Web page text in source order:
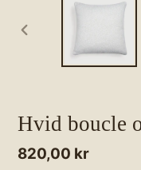
Hvid boucle
Normalpris
820,00 kr